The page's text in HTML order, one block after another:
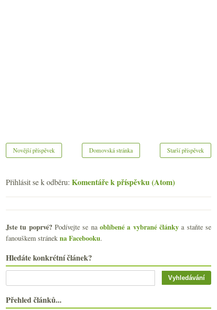
Novější příspěvek Starší příspěvek
Domovská stránka
Přihlásit se k odběru: Komentáře k příspěvku (Atom)
Jste tu poprvé?Podívejte se naoblíbené a vybrané články a staňte se
fanouškem stránek na Facebooku.
Hledáte konkrétní článek?
Přehled článků...